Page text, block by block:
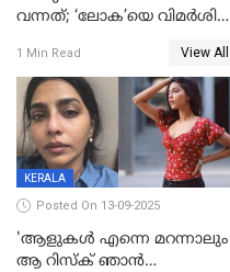
വന്നത്; ‘ലോക’യെ വിമർശിച്ച്
1 Min Read View All
KERALA
Posted On 13-09-2025
'ആളുകള്‍ എന്നെ മറന്നാലും
ആ റിസ്ക് ഞാൻ